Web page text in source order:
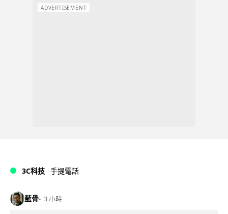
ADVERTISEMENT
3C科技 手提電話
藍骨 3 小時